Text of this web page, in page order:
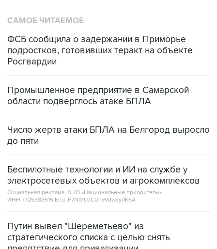
САМОЕ ЧИТАЕМОЕ
ФСБ сообщила о задержании в Приморье
подростков, готовивших теракт на объекте
Росгвардии
Промышленное предприятие в Самарской
области подверглось атаке БПЛА
Число жертв атаки БПЛА на Белгород выросло
до пяти
Беспилотные технологии и ИИ на службе у
электросетевых объектов и агрокомплексов
Социальная реклама, АНО «Национальные приоритеты».
ИНН 7725383515 Erid: F7NfYUJCUneVdwcydK6A
Путин вывел "Шереметьево" из
стратегического списка с целью снять